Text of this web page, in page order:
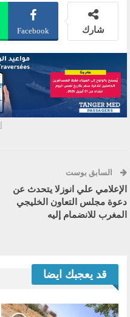
شارك Facebook
السابق بوست
الإعلامي علي انوزلا يتحدث عن
دعوة مجلس التعاون الخليجي
المغرب للانضمام إليه
قد يعجبك ايضا